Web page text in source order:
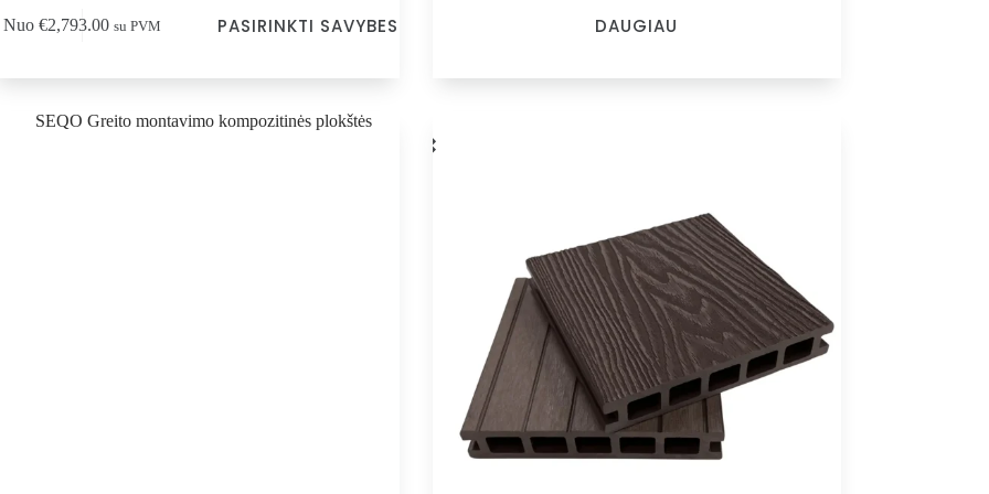
Nuo €2,793.00 su PVM PASIRINKTI SAVYBES DAUGIAU